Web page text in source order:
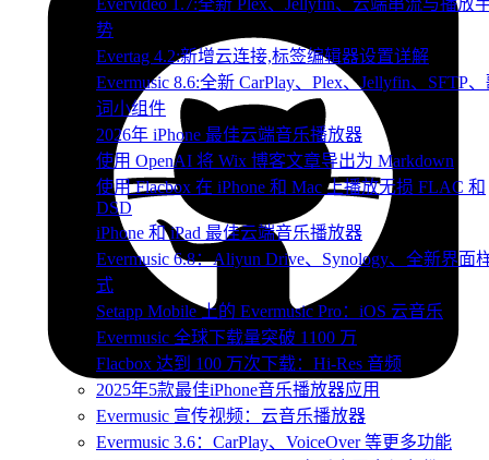
Evervideo 1.7:全新 Plex、Jellyfin、云端串流与播放
势
Evertag 4.2:新增云连接,标签编辑器设置详解
Evermusic 8.6:全新 CarPlay、Plex、Jellyfin、SFTP
词小组件
2026年 iPhone 最佳云端音乐播放器
使用 OpenAI 将 Wix 博客文章导出为 Markdown
使用 Flacbox 在 iPhone 和 Mac 上播放无损 FLAC 和
DSD
iPhone 和 iPad 最佳云端音乐播放器
Evermusic 6.8：Aliyun Drive、Synology、全新界面
式
Setapp Mobile 上的 Evermusic Pro：iOS 云音乐
Evermusic 全球下载量突破 1100 万
Flacbox 达到 100 万次下载：Hi-Res 音频
2025年5款最佳iPhone音乐播放器应用
Evermusic 宣传视频：云音乐播放器
Evermusic 3.6：CarPlay、VoiceOver 等更多功能